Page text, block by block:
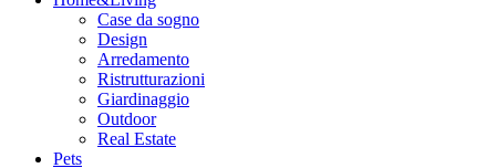
Case da sogno
Design
Arredamento
Ristrutturazioni
Giardinaggio
Outdoor
Real Estate
Pets